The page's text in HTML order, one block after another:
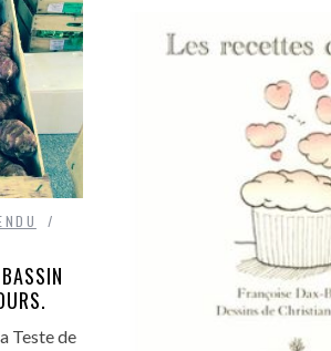
Teste de